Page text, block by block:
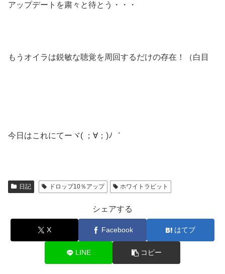
アップデートを粛々と待とう・・・
もうオイラは鋭敏な聴覚を周回するだけの存在！（白目
今日はこれにてーヾ( ；∀；)ﾉ゛
日記 ドロップ10％アップ ホワイトラビット
シェアする
X Facebook はてブ
LINE コピー